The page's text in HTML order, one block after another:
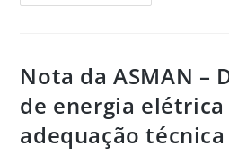
Nota da ASMAN –
de energia elétrica
adequação técnica